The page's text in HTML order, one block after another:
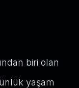
biri olan
yaşam